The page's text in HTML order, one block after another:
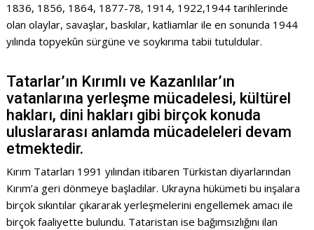
1836, 1856, 1864, 1877-78, 1914, 1922,1944 tarihlerinde
olan olaylar, savaşlar, baskılar, katliamlar ile en sonunda 1944
yılında topyekûn sürgüne ve soykırıma tabii tutuldular.
Tatarlar’ın Kırımlı ve Kazanlılar’ın
vatanlarına yerleşme mücadelesi, kültürel
hakları, dini hakları gibi birçok konuda
uluslararası anlamda mücadeleleri devam
etmektedir.
Kırım Tatarları 1991 yılından itibaren Türkistan diyarlarından
Kırım’a geri dönmeye başladılar. Ukrayna hükümeti bu inşalara
birçok sıkıntılar çıkararak yerleşmelerini engellemek amacı ile
birçok faaliyette bulundu. Tataristan ise bağımsızlığını ilan